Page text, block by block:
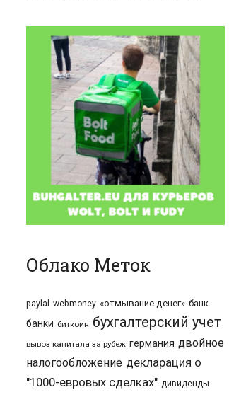
Облако Меток
paylal webmoney «отмывание денег» банк
банки биткоин бухгалтерский учет
вывоз капитала за рубеж германия двойное
налогообложение декларация о
"1000-евровых сделках" дивиденды